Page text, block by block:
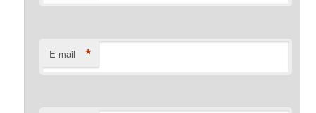
E-mail *